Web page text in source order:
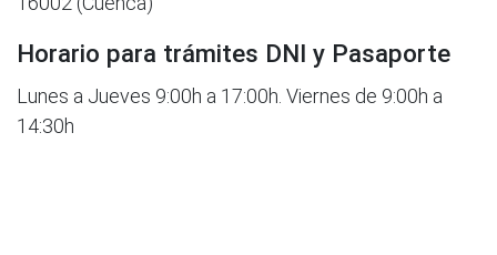
Horario para trámites DNI y Pasaporte
Lunes a Jueves 9:00h a 17:00h. Viernes de 9:00h a
14:30h